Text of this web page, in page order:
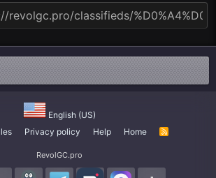
English (US)
Privacy policy Help Home
R
RevolGC.pro